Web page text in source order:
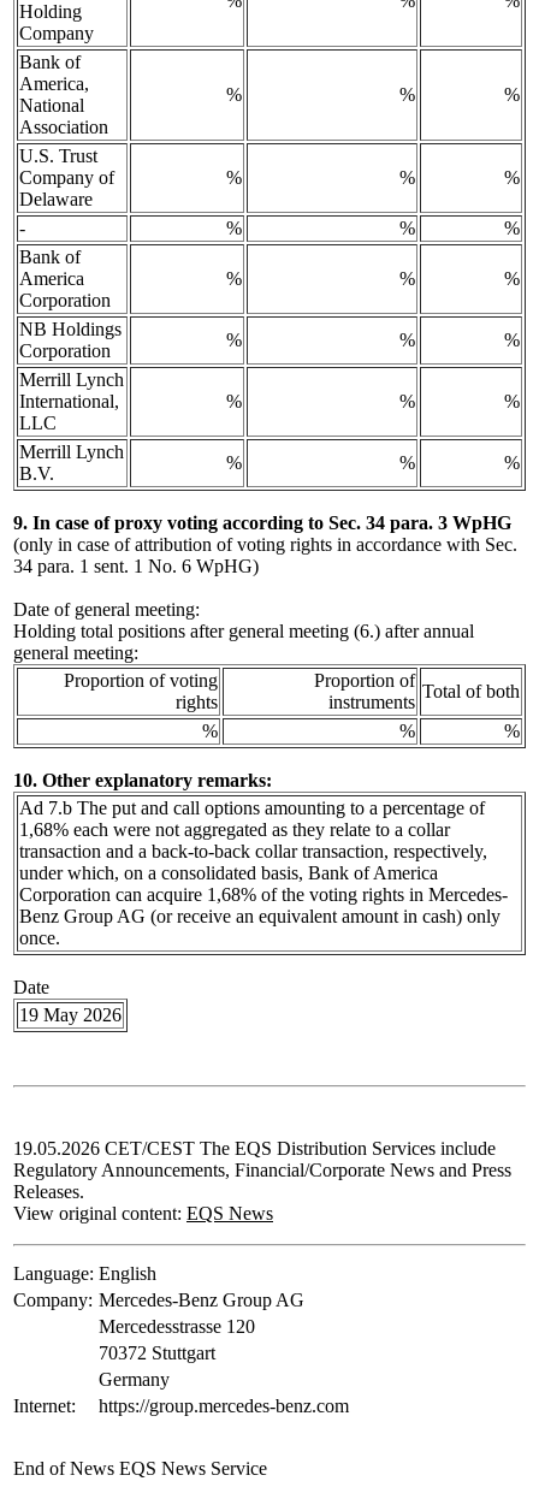
Holding
Company
Bank of
America,
National
Association
% % %
U.S. Trust
Company of
Delaware
% % %
- % %
%
Bank of
America
Corporation
% % %
NB Holdings
Corporation
% %
%
Merrill Lynch
International,
LLC
% % %
Merrill Lynch
B.V.
% % %
9. In case of proxy voting according to Sec. 34 para. 3 WpHG
(only in case of attribution of voting rights in accordance with Sec.
34 para. 1 sent. 1 No. 6 WpHG)
Date of general meeting:
Holding total positions after general meeting (6.) after annual
general meeting:
Proportion of voting
rights
Proportion of
instruments
Total of both
%
% %
10. Other explanatory remarks:
Ad 7.b The put and call options amounting to a percentage of
1,68% each were not aggregated as they relate to a collar
transaction and a back-to-back collar transaction, respectively,
under which, on a consolidated basis, Bank of America
Corporation can acquire 1,68% of the voting rights in Mercedes-
Benz Group AG (or receive an equivalent amount in cash) only
once.
Date
19 May 2026
19.05.2026 CET/CEST The EQS Distribution Services include
Regulatory Announcements, Financial/Corporate News and Press
Releases.
View original content: EQS News
Language: English
Company: Mercedes-Benz Group AG
Mercedesstrasse 120
70372 Stuttgart
Germany
Internet:
https://group.mercedes-benz.com
End of News EQS News Service